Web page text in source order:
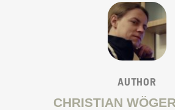
AUTHOR
CHRISTIAN